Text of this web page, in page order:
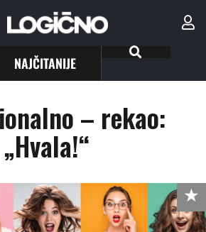
NAJČITANIJE
– rekao:
„Hvala!“